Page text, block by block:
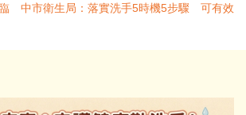
中市衛生局：落實洗手5時機5步驟 可有效